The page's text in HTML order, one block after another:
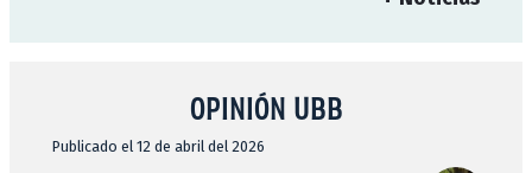
OPINIÓN UBB
Publicado el 12 de abril del 2026